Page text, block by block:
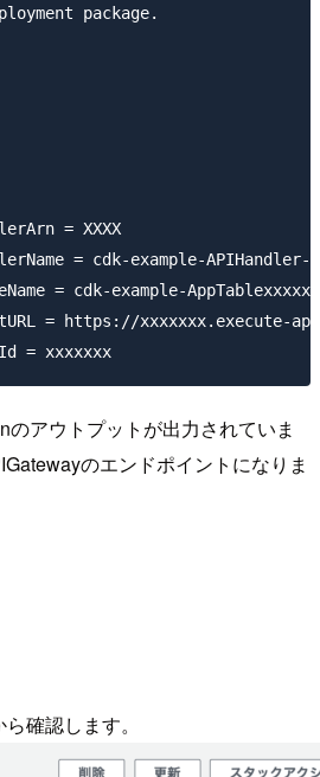
package.
= XXXX
= cdk-example-APIHandler-
= cdk-example-
= https://xxxxxxx.execute-
アウトプットが出力されていま
のエンドポイントになりま
確認します。